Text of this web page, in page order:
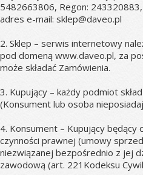
5482663806, Regon:
adres e-mail: sklep@daveo.pl
2. Sklep – serwis internetowy
pod domeną www.daveo.pl, za
może składać Zamówienia.
3. Kupujący – każdy podmiot
(Konsument lub osoba
4. Konsument – Kupujący będący
czynności prawnej (umowy
niezwiązanej bezpośrednio z jej
zawodową (art. 221Kodeksu